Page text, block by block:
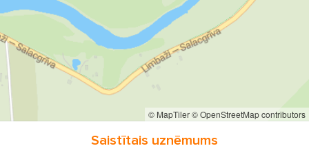
© MapTiler© OpenStreetMap contributors
Saistītais uzņēmums